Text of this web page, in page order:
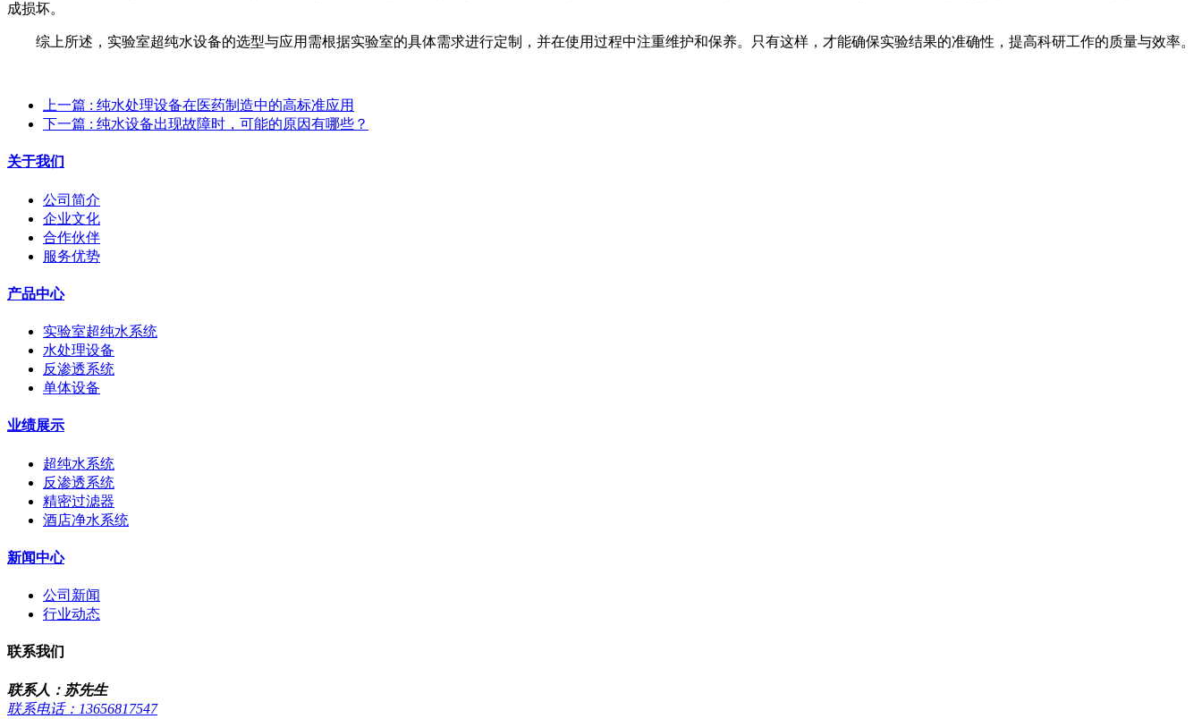
成损坏。
综上所述，实验室超纯水设备的选型与应用需根据实验室的具体需求进行定制，并在使用过程中注重维护和保养。只有这样，才能确保实验结果的准确性，提高科研工作的质量与效率。
上一篇 : 纯水处理设备在医药制造中的高标准应用
下一篇 : 纯水设备出现故障时，可能的原因有哪些？
关于我们
公司简介
企业文化
合作伙伴
服务优势
产品中心
实验室超纯水系统
水处理设备
反渗透系统
单体设备
业绩展示
超纯水系统
反渗透系统
精密过滤器
酒店净水系统
新闻中心
公司新闻
行业动态
联系我们
联系人：苏先生
联系电话：13656817547